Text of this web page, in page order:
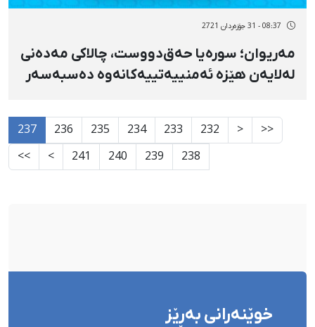
08:37 - 31 جۆزەردان 2721
مەریوان؛ سورەیا حەق‌دووست، چالاکی مەدەنی
لەلایەن هێزە ئەمنییەتییەکانەوە دەسبەسەر
<<
<
232
233
234
235
236
237
238
239
240
241
>
>>
خوێنەرانی بەڕێز